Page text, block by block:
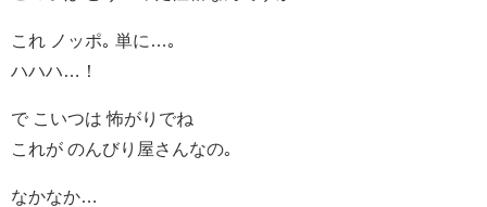
これ ノッポ｡ 単に…｡
ハハハ…！
で こいつは 怖がりでね
これが のんびり屋さんなの｡
なかなか…